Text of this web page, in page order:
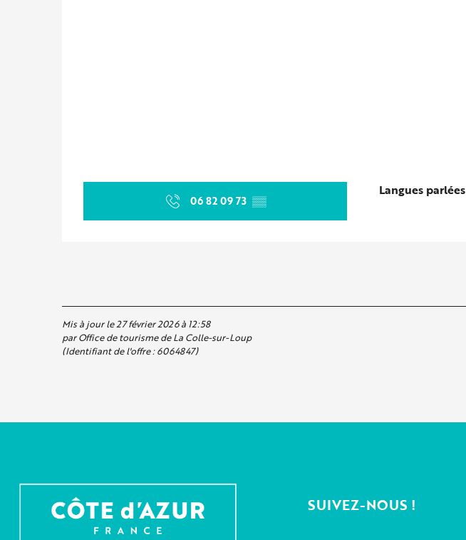
06 82 09 73 ▒▒
Langues parlées
Langues parlées
Mis à jour le 27 février 2026 à 12:58
par Office de tourisme de La Colle-sur-Loup
(Identifiant de l'offre :6064847)
SUIVEZ-NOUS !